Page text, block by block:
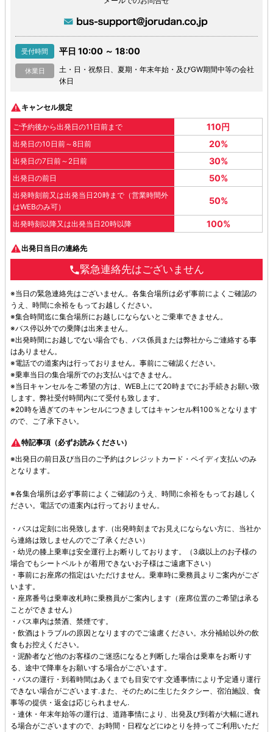
受付時間 平日 10:00 ～ 18:00
休業日
土・日・祝祭日、夏期・年末年始・及びGW期間中等の会社
休日
キャンセル規定
ご予約後から出発日の11日前まで 110円
出発日の10日前～8日前 20%
出発日の7日前～2日前 30%
出発日の前日 50%
出発時刻前又は出発当日20時まで（営業時間外
はWEBのみ可）
50%
出発時刻以降又は出発当日20時以降 100%
出発日当日の連絡先
緊急連絡先はございません
※当日の緊急連絡先はございません。各集合場所は必ず事前によくご確認の
うえ、時間に余裕をもってお越しください。
※集合時間迄に集合場所にお越しにならないとご乗車できません。
※バス停以外での乗降は出来ません。
※出発時間にお越しでない場合でも、バス係員または弊社からご連絡する事
はありません。
※電話での道案内は行っておりません。事前にご確認ください。
※乗車当日の集合場所でのお支払いはできません。
※当日キャンセルをご希望の方は、WEB上にて20時までにお手続きお願い致
します。弊社受付時間内にて受付も致します。
※20時を過ぎてのキャンセルにつきましてはキャンセル料100％となります
ので、ご了承下さい。
特記事項（必ずお読みください）
※出発日の前日及び当日のご予約はクレジットカード・ペイディ支払いのみ
となります。
※各集合場所は必ず事前によくご確認のうえ、時間に余裕をもってお越しく
ださい。電話での道案内は行っておりません。
・バスは定刻に出発致します.（出発時刻までお見えにならない方に、当社か
ら連絡は致しませんのでご了承ください）
・幼児の膝上乗車は安全運行上お断りしております。（3歳以上のお子様の
場合でもシートベルトが着用できないお子様はご遠慮下さい）
・事前にお座席の指定はいただけません。乗車時に乗務員よりご案内がござ
います。
・座席番号は乗車改札時に乗務員がご案内します（座席位置のご希望は承る
ことができません）
・バス車内は禁酒、禁煙です。
・飲酒はトラブルの原因となりますのでご遠慮ください。水分補給以外の飲
食もお控えください。
・泥酔者など他のお客様のご迷惑になると判断した場合は乗車をお断りす
る、途中で降車をお願いする場合がございます。
・バスの運行・到着時間はあくまでも目安です.交通事情により予定通り運行
できない場合がございます.また、そのために生じたタクシー、宿泊施設、食
事等の提供・返金は応じられません.
・連休・年末年始等の運行は、道路事情により、出発及び到着が大幅に遅れ
る場合がございますので、お時間・日程などにゆとりを持ってご利用いただ